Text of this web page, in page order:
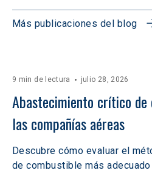
Más publicaciones del blog
9 min de lectura julio 28, 2026
Abastecimiento crítico
las compañías aéreas
Descubre cómo evaluar el
de combustible más